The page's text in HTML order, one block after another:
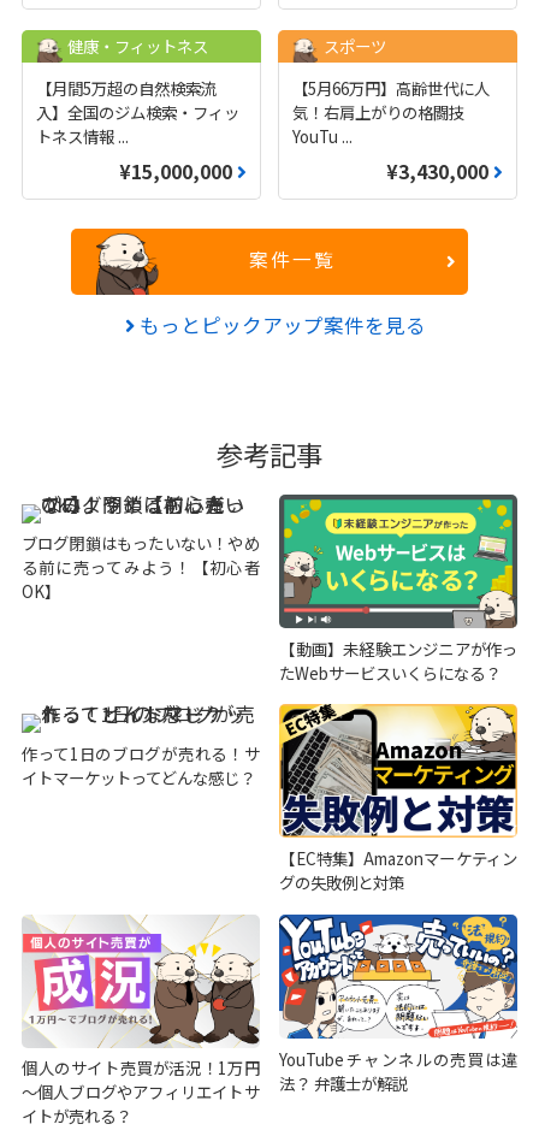
健康・フィットネス
【月間5万超の自然検索流
入】全国のジム検索・フィッ
トネス情報 ...
¥15,000,000
スポーツ
【5月66万円】高齢世代に人
気！右肩上がりの格闘技
YouTu ...
¥3,430,000
案件一覧
もっとピックアップ案件を見る
参考記事
ブログ閉鎖はもったいない！やめ
る前に売ってみよう！【初心者
OK】
【動画】未経験エンジニアが作っ
たWebサービスいくらになる？
作って1日のブログが売れる！サ
イトマーケットってどんな感じ？
【EC特集】Amazonマーケティン
グの失敗例と対策
個人のサイト売買が活況！1万円
～個人ブログやアフィリエイトサ
イトが売れる？
YouTubeチャンネルの売買は違
法？ 弁護士が解説